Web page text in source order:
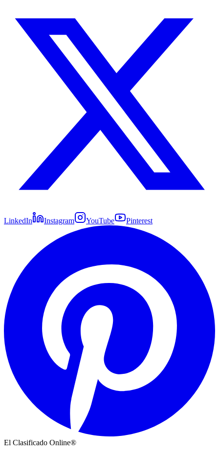
LinkedIn Instagram YouTube Pinterest
El Clasificado Online®